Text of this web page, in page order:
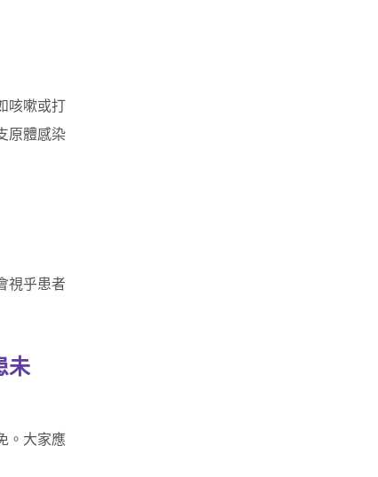
咳嗽或打
原體感染
視乎患者
未
。大家應